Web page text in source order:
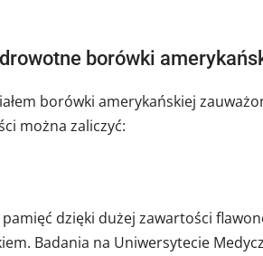
borówki
borówki amerykańskiej
można zaliczyć:
dzięki dużej zawartości
Badania na Uniwersytecie